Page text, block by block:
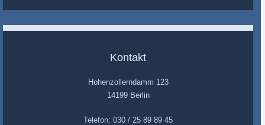
Kontakt
Hohenzollerndamm 123
14199 Berlin
Telefon: 030 / 25 89 89 45